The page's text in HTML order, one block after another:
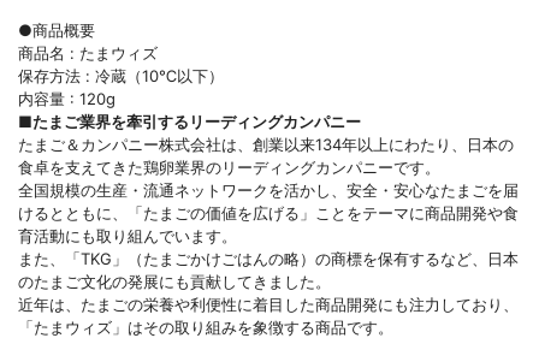
●商品概要
商品名 : たまウィズ
保存方法 : 冷蔵（10℃以下）
内容量 : 120g
■たまご業界を牽引するリーディングカンパニー
たまご＆カンパニー株式会社は、創業以来134年以上にわたり、日本の
食卓を支えてきた鶏卵業界のリーディングカンパニーです。
全国規模の生産・流通ネットワークを活かし、安全・安心なたまごを届
けるとともに、「たまごの価値を広げる」ことをテーマに商品開発や食
育活動にも取り組んでいます。
また、「TKG」（たまごかけごはんの略）の商標を保有するなど、日本
のたまご文化の発展にも貢献してきました。
近年は、たまごの栄養や利便性に着目した商品開発にも注力しており、
「たまウィズ」はその取り組みを象徴する商品です。